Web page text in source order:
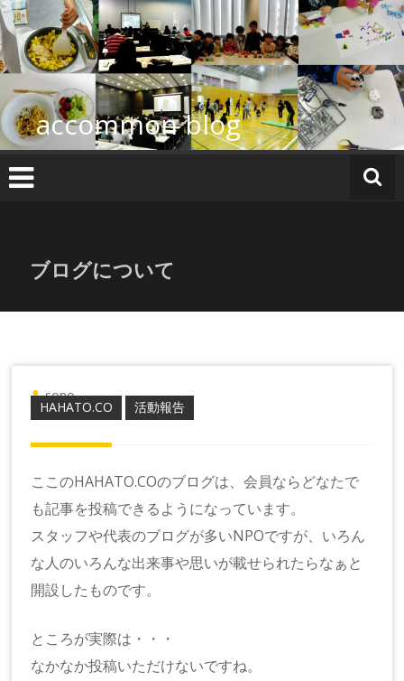
コ
ン
テ
ン
ツ
へ
ス
キ
ッ
accommon blog
ブログについて
HAHATO.CO 活動報告
sono
ここのHAHATO.COのブログは、会員ならどなたで
も記事を投稿できるようになっています。
スタッフや代表のブログが多いNPOですが、いろん
な人のいろんな出来事や思いが載せられたらなぁと
開設したものです。
ところが実際は・・・
なかなか投稿いただけないですね。